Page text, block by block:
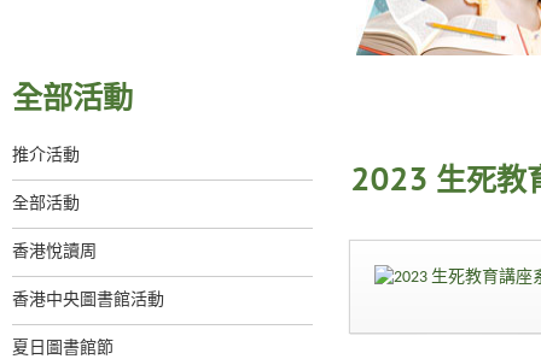
全部活動
推介活動
全部活動
香港悅讀周
香港中央圖書館活動
夏日圖書館節
2023 生死教